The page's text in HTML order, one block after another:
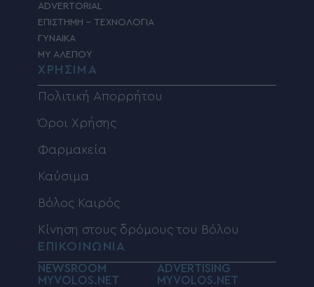
ADVERTORIAL
ΕΠΙΣΤΗΜΗ – ΤΕΧΝΟΛΟΓΙΑ
ΓΥΝΑΙΚΑ
MY ΑΛΕΠΟΥ
ΧΡΗΣΙΜΑ
Πολιτική Απορρήτου
Όροι Χρήσης
Φαρμακεία
Καύσιμα
Βόλος Καιρός
Κίνηση στους δρόμους του Βόλου
ΕΠΙΚΟΙΝΩΝΙΑ
NEWSROOM
MYVOLOS.NET
ADVERTISING
MYVOLOS.NET